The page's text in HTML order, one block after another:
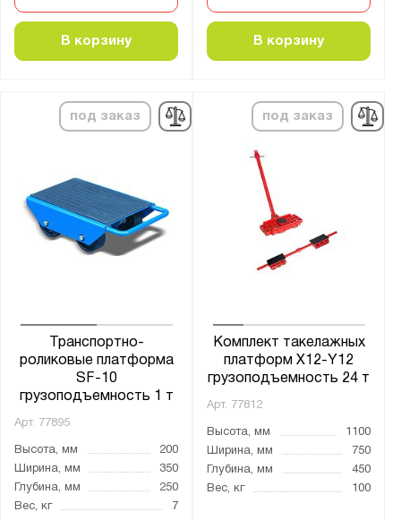
В корзину В корзину
под заказ
Транспортно-
роликовые платформа
SF-10
грузоподъемность 1 т
Арт. 77895
Высота, мм
200
Ширина, мм
350
Глубина, мм
250
Вес, кг
7
под заказ
Комплект такелажных
платформ X12-Y12
грузоподъемность 24 т
Арт. 77812
Высота, мм
1100
Ширина, мм
750
Глубина, мм
450
Вес, кг
100
260x230x105
300x250x115
310x255x105
360x220x115
Высота ручки, мм:
до
Россия
Производитель:
Стелла-Техник
Серия: